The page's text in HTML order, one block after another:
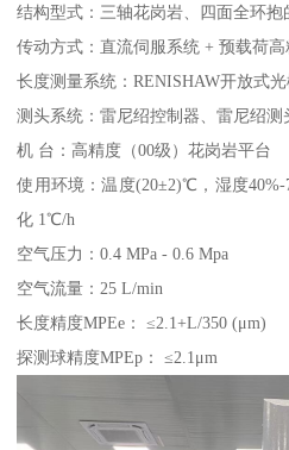
结构型式：三轴花岗岩、四面全环抱
传动方式：直流伺服系统 + 预载荷
长度测量系统：RENISHAW开放式
测头系统：雷尼绍控制器、雷尼绍测
机 台：高精度（00级）花岗岩平台
使用环境：温度(20±2)℃，湿度
化 1℃/h
空气压力：0.4 MPa - 0.6 Mpa
空气流量：25 L/min
长度精度MPEe： ≤2.1+L/350 (μm)
探测球精度MPEp： ≤2.1μm